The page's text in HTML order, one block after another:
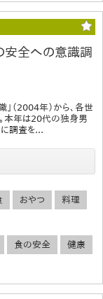
安全への意識調
（2004年）から、各世
本年は20代の独身男
調査を...
おやつ 料理
食の安全 健康